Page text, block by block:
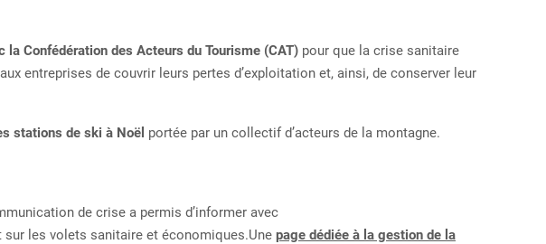
la Confédération des Acteurs du Tourisme (CAT) pour que la crise sanitaire
aux entreprises de couvrir leurs pertes d’exploitation et, ainsi, de conserver leur
stations de ski à Noël portée par un collectif d’acteurs de la montagne.
de crise a permis d’informer avec
sur les volets sanitaire et économiques.Une page dédiée à la gestion de la